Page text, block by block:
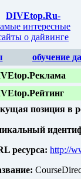
DIVEtop.Ru-
интересные
о дайвинге
обучение
позиция в
ресурса: http://